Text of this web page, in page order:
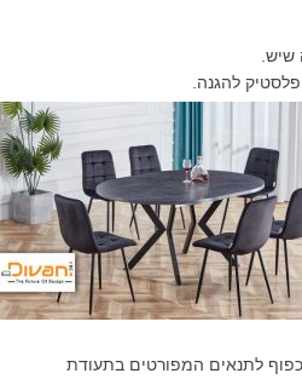
להגנה.
בכפוף לתנאים המפורטים בתעודת